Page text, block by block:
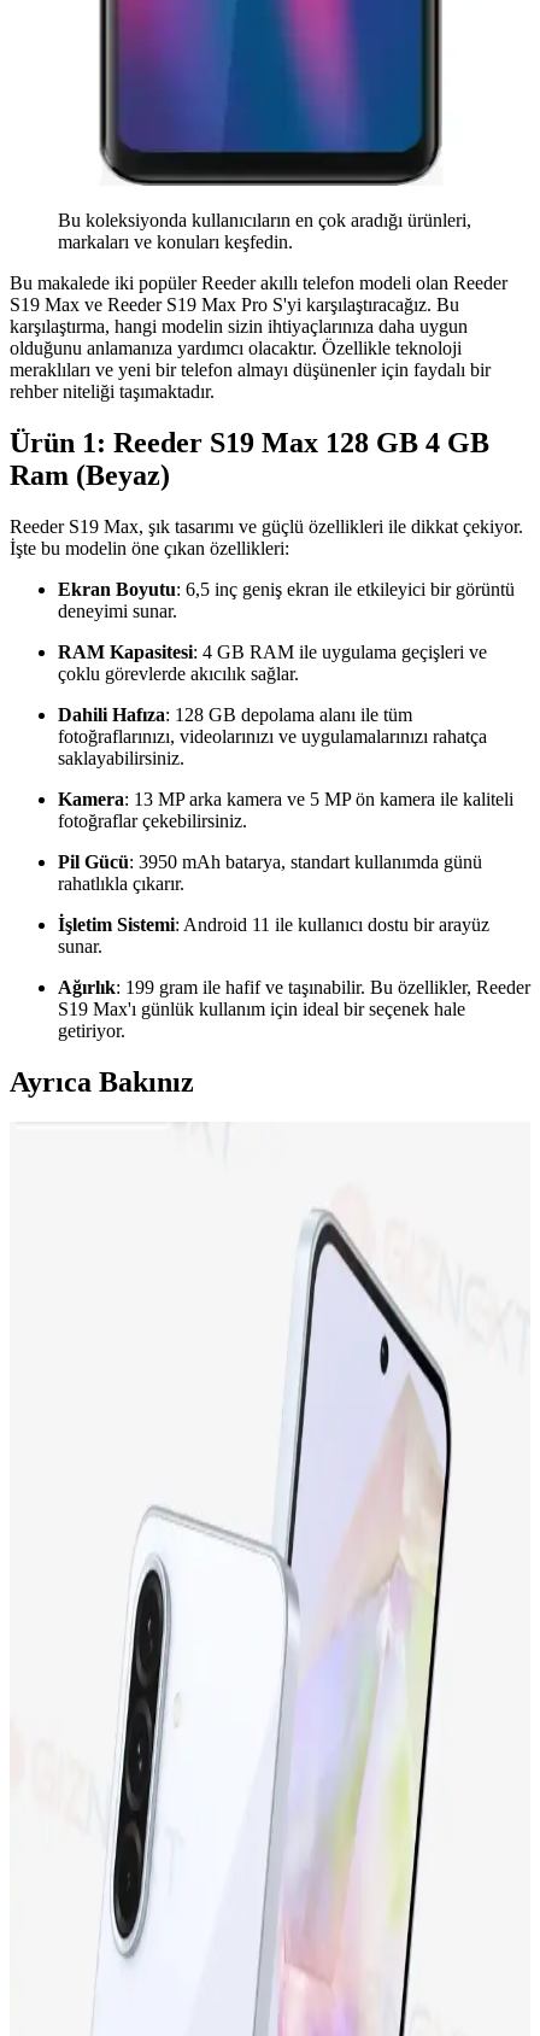
Bu koleksiyonda kullanıcıların en çok aradığı ürünleri,
markaları ve konuları keşfedin.
Bu makalede iki popüler Reeder akıllı telefon modeli olan Reeder
S19 Max ve Reeder S19 Max Pro S'yi karşılaştıracağız. Bu
karşılaştırma, hangi modelin sizin ihtiyaçlarınıza daha uygun
olduğunu anlamanıza yardımcı olacaktır. Özellikle teknoloji
meraklıları ve yeni bir telefon almayı düşünenler için faydalı bir
rehber niteliği taşımaktadır.
Ürün 1: Reeder S19 Max 128 GB 4 GB
Ram (Beyaz)
Reeder S19 Max, şık tasarımı ve güçlü özellikleri ile dikkat çekiyor.
İşte bu modelin öne çıkan özellikleri:
Ekran Boyutu: 6,5 inç geniş ekran ile etkileyici bir görüntü
deneyimi sunar.
RAM Kapasitesi: 4 GB RAM ile uygulama geçişleri ve
çoklu görevlerde akıcılık sağlar.
Dahili Hafıza: 128 GB depolama alanı ile tüm
fotoğraflarınızı, videolarınızı ve uygulamalarınızı rahatça
saklayabilirsiniz.
Kamera: 13 MP arka kamera ve 5 MP ön kamera ile kaliteli
fotoğraflar çekebilirsiniz.
Pil Gücü: 3950 mAh batarya, standart kullanımda günü
rahatlıkla çıkarır.
İşletim Sistemi: Android 11 ile kullanıcı dostu bir arayüz
sunar.
Ağırlık: 199 gram ile hafif ve taşınabilir. Bu özellikler, Reeder
S19 Max'ı günlük kullanım için ideal bir seçenek hale
getiriyor.
Ayrıca Bakınız
Neo dizüstü bilgisayar ve iPhone 17 arasındaki fiyat farkı, teknik
özellikler, miniaturizasyon zorlukları, üretim maliyetleri ve Apple'ın
pazar stratejileriyle şekilleniyor. Bu farkın detayları inceleniyor.
Apple iPhone 17 ve iPhone 15 Plus Karşılaştırması:
Özellikler ve Kullanıcı Yorumları
İki popüler iPhone modeli olan iPhone 17 ve iPhone 15 Plus'ın
ekran, kamera, batarya ve depolama özellikleri karşılaştırılıyor,
kullanıcı yorumlarıyla performans değerlendirmeleri sunuluyor.
Samsung Galaxy M13 İncelemesi: Ekonomik Fiyatlı
ve Gelişmiş Özelliklere Sahip Akıllı Telefon
Samsung Galaxy M13, uygun fiyatıyla dikkat çeken, geniş ekranı,
güçlü bataryası ve gelişmiş kamerasıyla günlük kullanım için ideal
bir akıllı telefon seçeneğidir.
Tecno Camon 19 Neo ve Tecno Spark 10
Karşılaştırması: Hangi Telefon Sizin İçin Uygun
Tecno Camon 19 Neo ve Tecno Spark 10'un özellikleri, kullanıcı
yorumları ve karşılaştırmasıyla, ihtiyaçlarınıza en uygun telefonu
Samsung Galaxy S24 Ultra: Yüksek Performans ve
Gelişmiş Kamera Özellikleriyle Yenilikçi Akıllı
Samsung Galaxy S24 Ultra, üstün kamera, yüksek performans ve
dayanıklı tasarımıyla öne çıkan en yeni akıllı telefon modeli.
Detaylar ve özellikler için inceleyin.
Samsung Galaxy S23 FE: Yüksek Performans ve
Uygun Fiyatlı Akıllı Telefon Seçenekleri